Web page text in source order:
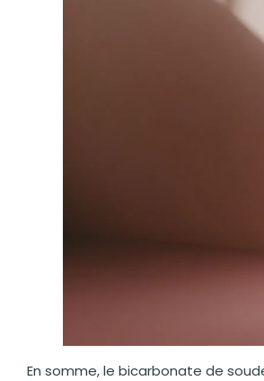
En somme, le bicarbonate de